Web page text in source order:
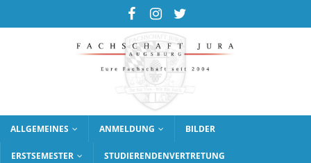
ALLGEMEINES ANMELDUNG BILDER
ERSTSEMESTER STUDIERENDENVERTRETUNG